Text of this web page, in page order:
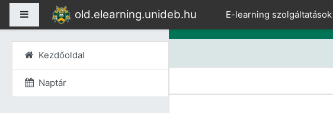
Oldalpanel old.elearning.unideb.hu E-learning szolgáltatások
Kezdőoldal
Naptár